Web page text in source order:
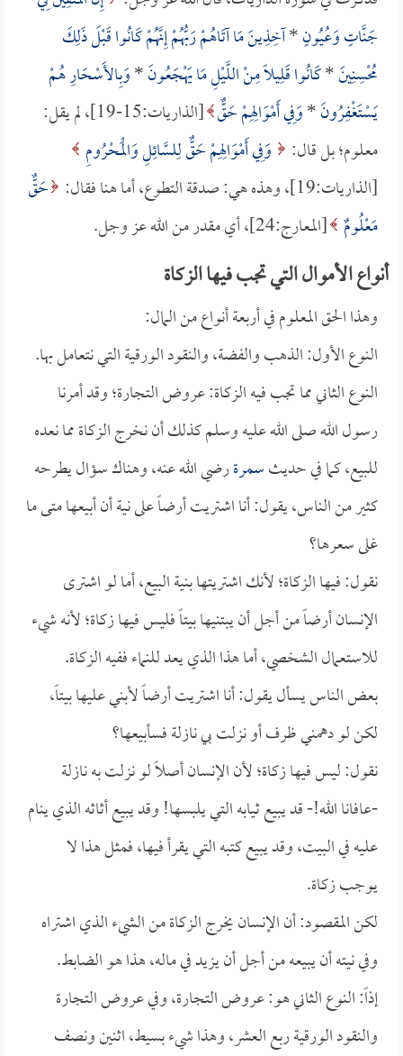
جَنَّاتٍ وَعُيُونٍ*آخِذِينَ مَا آتَاهُمْ رَبُّهُمْ إِنَّهُمْ كَانُوا قَبْلَ ذَلِكَ
مُحْسِنِينَ*كَانُوا قَلِيلاً مِنْ اللَّيْلِ مَا يَهْجَعُونَ*وَبِالأَسْحَارِ هُمْ
يَسْتَغْفِرُونَ*وَفِي أَمْوَالِهِمْ حَقٌّ
[الذاريات:15-19]، لم يقل:
معلوم؛ بل قال:
وَفِي أَمْوَالِهِمْ حَقٌّ لِلسَّائِلِ وَالْمَحْرُومِ
[الذاريات:19]، وهذه هي: صدقة التطوع، أما هنا فقال:
حَقٌّ
مَعْلُومٌ [المعارج:24]، أي مقدر من الله عز وجل.
أنواع الأموال التي تجب فيها الزكاة
وهذا الحق المعلوم في أربعة أنواع من المال:
النوع الأول: الذهب والفضة، والنقود الورقية التي نتعامل بها.
النوع الثاني مما تجب فيه الزكاة: عروض التجارة؛ وقد أمرنا
رسول الله صلى الله عليه وسلم كذلك أن نخرج الزكاة مما نعده
للبيع، كما في حديثسمرةرضي الله عنه، وهناك سؤال يطرحه
كثير من الناس، يقول: أنا اشتريت أرضاً على نية أن أبيعها متى ما
غلى سعرها؟
نقول: فيها الزكاة؛ لأنك اشتريتها بنية البيع، أما لو اشترى
الإنسان أرضاً من أجل أن يبتنيها بيتاً فليس فيها زكاة؛ لأنه شيء
للاستعمال الشخصي، أما هذا الذي يعد للنماء ففيه الزكاة.
بعض الناس يسأل يقول: أنا اشتريت أرضاً لأبني عليها بيتاً،
لكن لو دهمني ظرف أو نزلت بي نازلة فسأبيعها؟
نقول: ليس فيها زكاة؛ لأن الإنسان أصلاً لو نزلت به نازلة
-عافانا الله!- قد يبيع ثيابه التي يلبسها! وقد يبيع أثاثه الذي ينام
عليه في البيت، وقد يبيع كتبه التي يقرأ فيها، فمثل هذا لا
يوجب زكاة.
لكن المقصود: أن الإنسان يخرج الزكاة من الشيء الذي اشتراه
وفي نيته أن يبيعه من أجل أن يزيد في ماله، هذا هو الضابط.
إذاً: النوع الثاني هو: عروض التجارة، وفي عروض التجارة
والنقود الورقية ربع العشر، وهذا شيء بسيط، اثنين ونصف